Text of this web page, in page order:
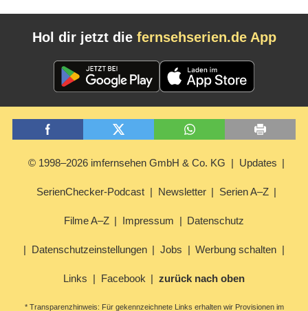
Hol dir jetzt die fernsehserien.de App
© 1998–2026 imfernsehen GmbH & Co. KG Updates
SerienChecker-Podcast Newsletter Serien A–Z
Filme A–Z Impressum Datenschutz
Datenschutzeinstellungen Jobs Werbung schalten
Links Facebook zurück nach oben
* Transparenzhinweis: Für gekennzeichnete Links erhalten wir Provisionen im